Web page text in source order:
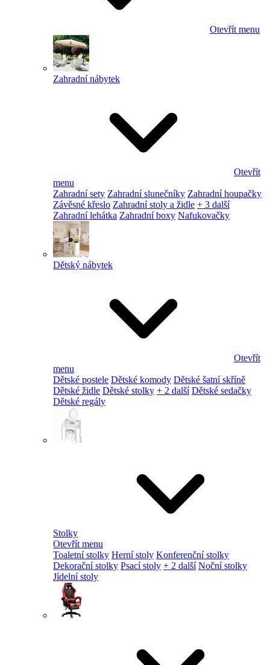
Otevřít menu
Zahradní nábytek
Otevřít
menu
Zahradní sety Zahradní slunečníky Zahradní houpačky
Závěsné křeslo Zahradní stoly a židle + 3 další
Zahradní lehátka Zahradní boxy Nafukovačky
Dětský nábytek
Otevřít
menu
Dětské postele Dětské komody Dětské šatní skříně
Dětské židle Dětské stolky + 2 další Dětské sedačky
Dětské regály
Stolky
Otevřít menu
Toaletní stolky Herní stoly Konferenční stolky
Dekorační stolky Psací stoly + 2 další Noční stolky
Jídelní stoly